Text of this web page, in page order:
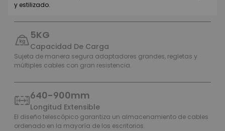
y estilizado.
5KG
Capacidad De Carga
Sujeta de manera segura adaptadores grandes, regletas y
múltiples cables con gran resistencia.
640-900mm
Longitud Extensible
El diseño telescópico garantiza un almacenamiento de cables
ordenado en la mayoría de los escritorios.